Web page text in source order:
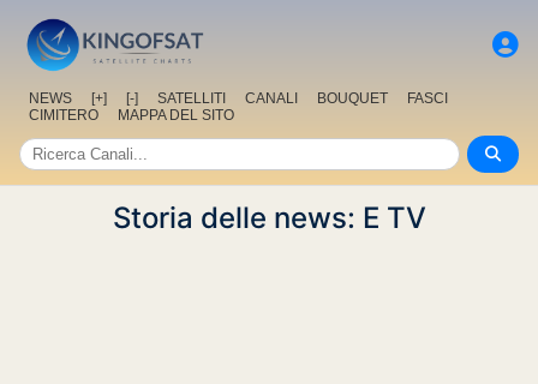
NEWS [+] [-] SATELLITI CANALI BOUQUET
FASCI
CIMITERO
MAPPA DEL SITO
Storia delle news: E TV